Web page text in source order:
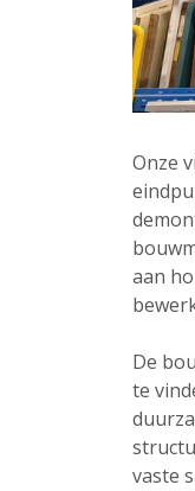
Onze
aan
De
te
vaste